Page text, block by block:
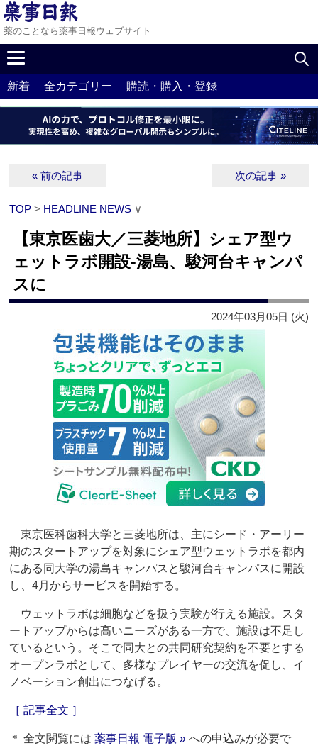
薬のことなら薬事日報ウェブサイト
新着 全カテゴリー 購読・購入・登録
« 前の記事 次の記事 »
TOP > HEADLINE NEWS ∨
【東京医歯大／三菱地所】シェア型ウ
ェットラボ開設‐湯島、駿河台キャンパ
スに
2024年03月05日 (火)
東京医科歯科大学と三菱地所は、主にシード・アーリー
期のスタートアップを対象にシェア型ウェットラボを都内
にある同大学の湯島キャンパスと駿河台キャンパスに開設
し、4月からサービスを開始する。
ウェットラボは細胞などを扱う実験が行える施設。スタ
ートアップからは高いニーズがある一方で、施設は不足し
ているという。そこで同大との共同研究契約を不要とする
オープンラボとして、多様なプレイヤーの交流を促し、イ
ノベーション創出につなげる。
［ 記事全文 ］
＊ 全文閲覧には薬事日報 電子版 » への申込みが必要で